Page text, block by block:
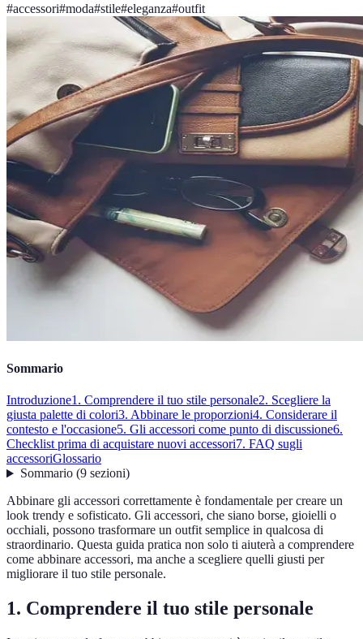
#accessori#moda#stile#eleganza#outfit
Sommario
Introduzione1. Comprendere il tuo stile personale2. Scegliere la
giusta palette di colori3. Abbinare le proporzioni4. Considerare il
contesto e l'occasione5. Gli accessori come punto di discussione6.
Checklist prima di acquistare nuovi accessori7. FAQ sugli
accessoriGlossario
Sommario(9 sezioni)
Abbinare gli accessori correttamente è fondamentale per creare un
look trendy e sofisticato. Gli accessori, che siano borse, gioielli o
occhiali, possono trasformare un outfit semplice in qualcosa di
straordinario. Questa guida pratica non solo ti aiuterà a comprendere
come abbinare accessori, ma anche a scegliere quelli giusti per
migliorare il tuo stile personale.
1. Comprendere il tuo stile personale